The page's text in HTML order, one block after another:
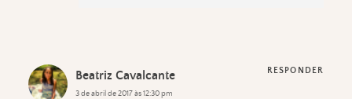
Beatriz Cavalcante
3 de abril de 2017 às 12:30 pm
RESPONDER